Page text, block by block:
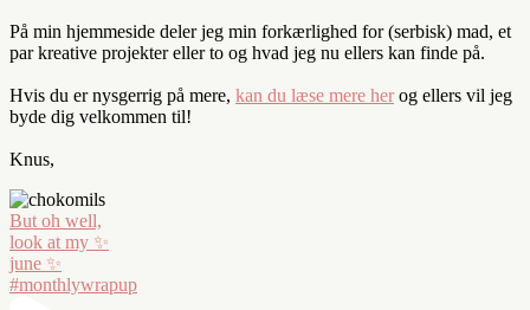
På min hjemmeside deler jeg min forkærlighed for (serbisk) mad, et
par kreative projekter eller to og hvad jeg nu ellers kan finde på.
Hvis du er nysgerrig på mere, kan du læse mere her og ellers vil jeg
byde dig velkommen til!
Knus,
But oh well,
look at my ✨
june ✨
#monthlywrapup